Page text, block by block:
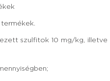
szulfitok 10 mg/kg, illetve